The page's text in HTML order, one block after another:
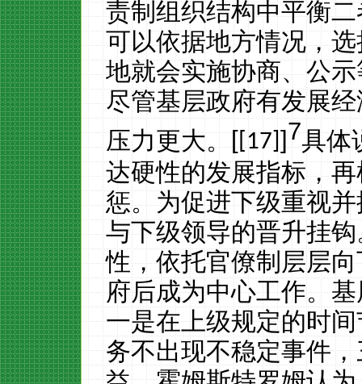
责制组织结构中平衡
可以依据地方情况，
地就会实施协商、公
尽管基层政府有发展
压力更大。[[17]]7具体
达硬性的发展指标，
惩。为促进下级重视
与下级领导的晋升挂
性，依托官僚制层层
府后成为中心工作。
一是在上级规定的时
务不出现不稳定事件